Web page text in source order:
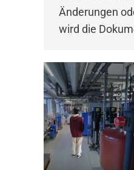
Änderungen
wird die